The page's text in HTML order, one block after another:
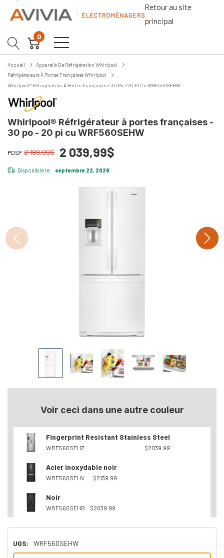
Retour au site
principal
0
Accueil
Appareils De Réfrigération Whirlpool
Réfrigérateurs À Portes Françaises Whirlpool
Whirlpool® Réfrigérateur À Portes Françaises - 30 Po - 20 Pi Cu WRF560SEHW
Whirlpool® Réfrigérateur à portes françaises -
30 po - 20 pi cu WRF560SEHW
PDSF 2 189,99$ 2 039,99$
Disponible le: septembre 22, 2026*
Voir ceci dans une autre couleur
Fingerprint Resistant Stainless Steel
WRF560SEHZ $2039.99
Acier inoxydable noir
WRF560SEHV $2139.99
Noir
WRF560SEHB $2039.99
UGS: WRF560SEHW